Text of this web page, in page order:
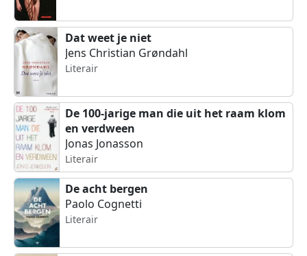
Dat weet je niet
Jens Christian Grøndahl
Literair
De 100-jarige man die uit het raam klom
en verdween
Jonas Jonasson
Literair
De acht bergen
Paolo Cognetti
Literair